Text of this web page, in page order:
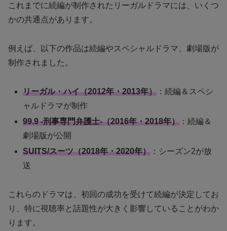
これまでに続編が制作されたリーガルドラマには、いくつ
かの共通点があります。
例えば、以下の作品は続編やスペシャルドラマ、劇場版が
制作されました。
リーガル・ハイ（2012年・2013年） ：続編＆スペシ
ャルドラマが制作
99.9 -刑事専門弁護士-（2016年・2018年） ：続編＆
劇場版が公開
SUITS/スーツ（2018年・2020年） ：シーズン2が放
送
これらのドラマは、初回の成功を受けて続編が決定してお
り、特に視聴率と話題性が大きく影響していることがわか
ります。